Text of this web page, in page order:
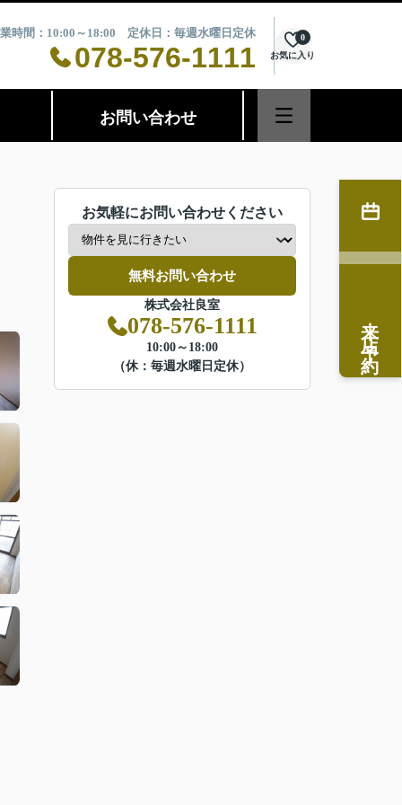
時間：10:00～18:00 定休日：毎週水曜日定休
078-576-1111 お気に入り
0
お問い合わせ
お気軽にお問い合わせください
無料お問い合わせ
株式会社良室
078-576-1111
10:00～18:00
（休：毎週水曜日定休）
来店予約